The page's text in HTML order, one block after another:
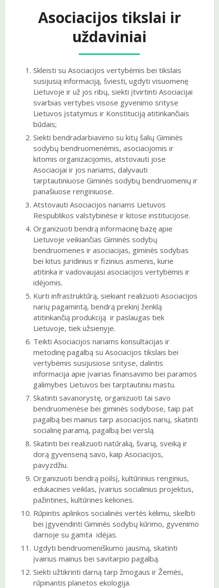
Asociacijos tikslai ir
uždaviniai
Skleisti su Asociacijos vertybėmis bei tikslais
susijusią informaciją, šviesti, ugdyti visuomenę
Lietuvoje ir už jos ribų, siekti įtvirtinti Asociacijai
svarbias vertybes visose gyvenimo srityse
Lietuvos įstatymus ir Konstituciją atitinkančiais
būdais;
Siekti bendradarbiavimo su kitų šalių Giminės
sodybų bendruomenėmis, asociacijomis ir
kitomis organizacijomis, atstovauti jose
Asociacijai ir jos nariams, dalyvauti
tarptautiniuose Giminės sodybų bendruomenių ir
panašiuose renginiuose.
Atstovauti Asociacijos nariams Lietuvos
Respublikos valstybinėse ir kitose institucijose.
Organizuoti bendrą informacinę bazę apie
Lietuvoje veikiančias Giminės sodybų
bendruomenes ir asociacijas, giminės sodybas
bei kitus juridinius ir fizinius asmenis, kurie
atitinka ir vadovaujasi asociacijos vertybėmis ir
idėjomis.
Kurti infrastruktūrą, siekiant realizuoti Asociacijos
narių pagamintą, bendrą prekinį ženklą
atitinkančią produkciją ir paslaugas tiek
Lietuvoje, tiek užsienyje.
Teikti Asociacijos nariams konsultacijas ir
metodinę pagalbą su Asociacijos tikslais bei
vertybėmis susijusiose srityse, dalintis
informacija apie įvairias finansavimo bei paramos
galimybes Lietuvos bei tarptautiniu mastu.
Skatinti savanorystę, organizuoti tai savo
bendruomenėse bei giminės sodybose, taip pat
pagalbą bei mainus tarp asociacijos narių, skatinti
socialinę paramą, pagalbą bei verslą.
Skatinti bei realizuoti natūralią, švarią, sveiką ir
dorą gyvenseną savo, kaip Asociacijos,
pavyzdžiu.
Organizuoti bendrą poilsį, kultūrinius renginius,
edukacines veiklas, įvairius socialinius projektus,
pažintines, kultūrines keliones.
Rūpintis aplinkos socialinės vertės kėlimu, skelbti
bei įgyvendinti Giminės sodybų kūrimo, gyvenimo
darnoje su gamta idėjas.
Ugdyti bendruomeniškumo jausmą, skatinti
įvairius mainus bei savitarpio pagalbą.
Siekti užtikrinti darną tarp žmogaus ir Žemės,
rūpinantis planetos ekologija.